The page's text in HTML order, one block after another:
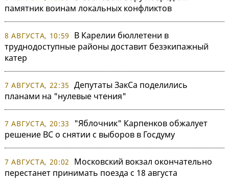
памятник воинам локальных конфликтов
8 АВГУСТА, 10:59
В Карелии бюллетени в
труднодоступные районы доставит безэкипажный
катер
7 АВГУСТА, 22:35 Депутаты ЗакСа поделились
планами на "нулевые чтения"
7 АВГУСТА, 20:33
"Яблочник" Карпенков обжалует
решение ВС о снятии с выборов в Госдуму
7 АВГУСТА, 20:02
Московский вокзал окончательно
перестанет принимать поезда с 18 августа